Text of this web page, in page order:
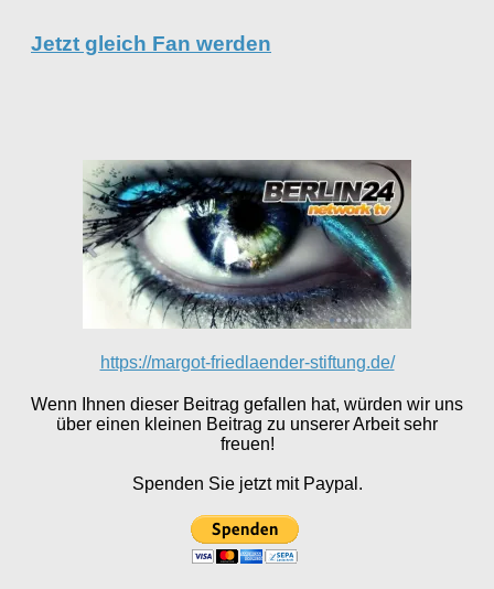
Jetzt gleich Fan werden
https://margot-friedlaender-stiftung.de/
Wenn Ihnen dieser Beitrag gefallen hat, würden wir uns
über einen kleinen Beitrag zu unserer Arbeit sehr
freuen!
Spenden Sie jetzt mit Paypal.